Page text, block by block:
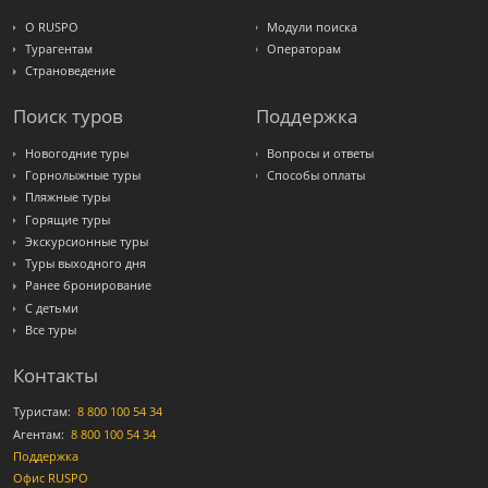
О RUSPO
Турагентам
Страноведение
Модули поиска
Операторам
Поиск туров
Новогодние туры
Горнолыжные туры
Пляжные туры
Горящие туры
Экскурсионные туры
Туры выходного дня
Ранее бронирование
С детьми
Все туры
Поддержка
Вопросы и ответы
Способы оплаты
Контакты
Туристам: 8 800 100 54 34
Агентам: 8 800 100 54 34
Поддержка
Офис RUSPO